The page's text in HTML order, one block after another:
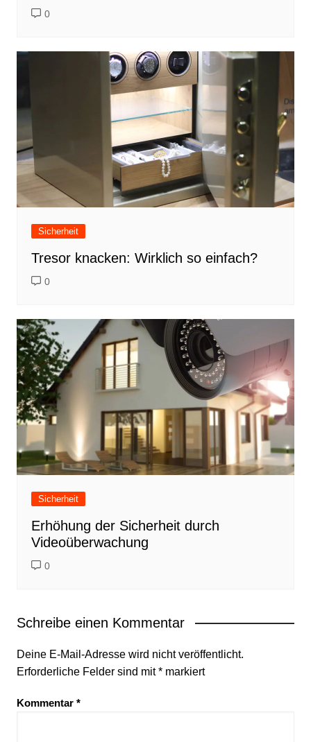
0
Sicherheit
Tresor knacken: Wirklich so einfach?
0
Sicherheit
Erhöhung der Sicherheit durch
Videoüberwachung
0
Schreibe einen Kommentar
Deine E-Mail-Adresse wird nicht veröffentlicht.
Erforderliche Felder sind mit*markiert
Kommentar *